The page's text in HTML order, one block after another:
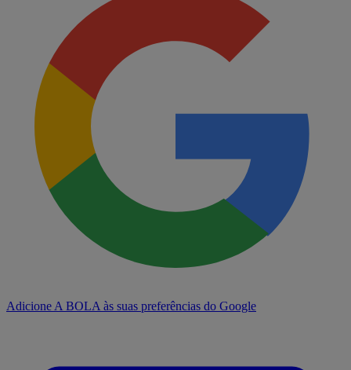
Adicione A BOLA às suas preferências do Google